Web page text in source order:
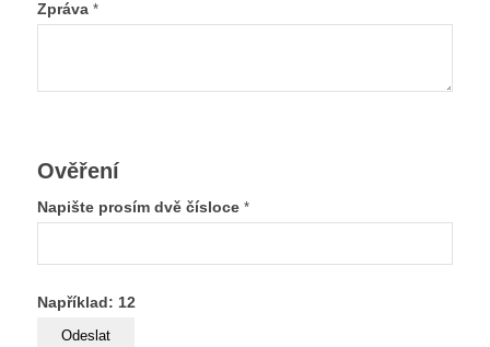
Zpráva *
Ověření
Napište prosím dvě čísloce *
Například: 12